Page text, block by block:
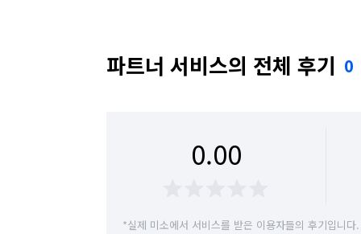
파트너 서비스의 전체 후기 0
0.00
*실제 미소에서 서비스를 받은 이용자들의 후기입니다.